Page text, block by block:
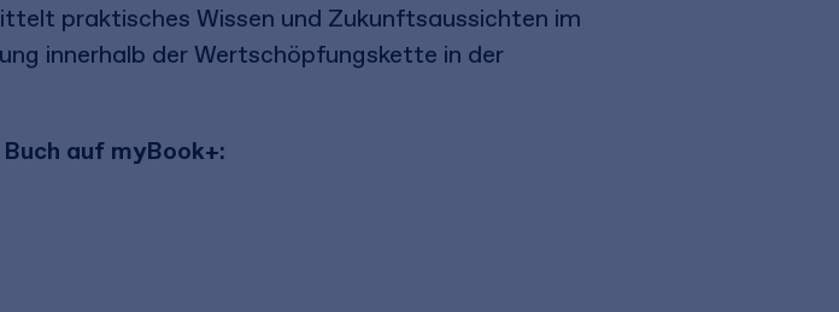
praktisches Wissen und Zukunftsaussichten im
innerhalb der Wertschöpfungskette in der
auf myBook+: